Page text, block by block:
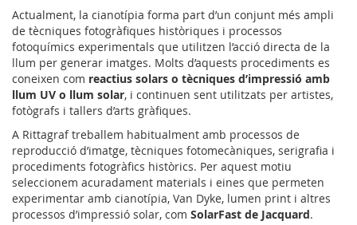
Actualment, la cianotípia forma part d’un conjunt més ampli
de tècniques fotogràfiques històriques i processos
fotoquímics experimentals que utilitzen l’acció directa de la
llum per generar imatges. Molts d’aquests procediments es
coneixen com reactius solars o tècniques d’impressió amb
llum UV o llum solar, i continuen sent utilitzats per artistes,
fotògrafs i tallers d’arts gràfiques.
A Rittagraf treballem habitualment amb processos de
reproducció d’imatge, tècniques fotomecàniques, serigrafia i
procediments fotogràfics històrics. Per aquest motiu
seleccionem acuradament materials i eines que permeten
experimentar amb cianotípia, Van Dyke, lumen print i altres
processos d’impressió solar, com SolarFast de Jacquard.